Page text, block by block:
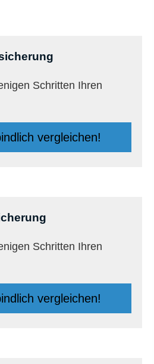
Schritten Ihren
ver­gleichen!
Schritten Ihren
ver­gleichen!